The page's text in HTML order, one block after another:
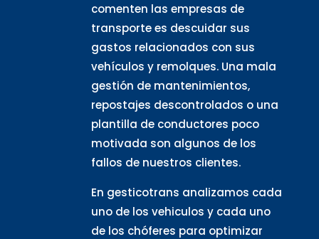
comenten las empresas de
transporte es descuidar sus
gastos relacionados con sus
vehículos y remolques. Una mala
gestión de mantenimientos,
repostajes descontrolados o una
plantilla de conductores poco
motivada son algunos de los
fallos de nuestros clientes.
En gesticotrans analizamos cada
uno de los vehiculos y cada uno
de los chóferes para optimizar